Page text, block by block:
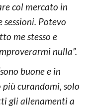
col mercato in
Potevo
me stesso e
nulla”.
buone e in
curandomi, solo
gli allenamenti a